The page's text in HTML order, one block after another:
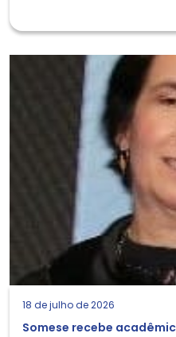
18 de julho de 2026
Somese recebe